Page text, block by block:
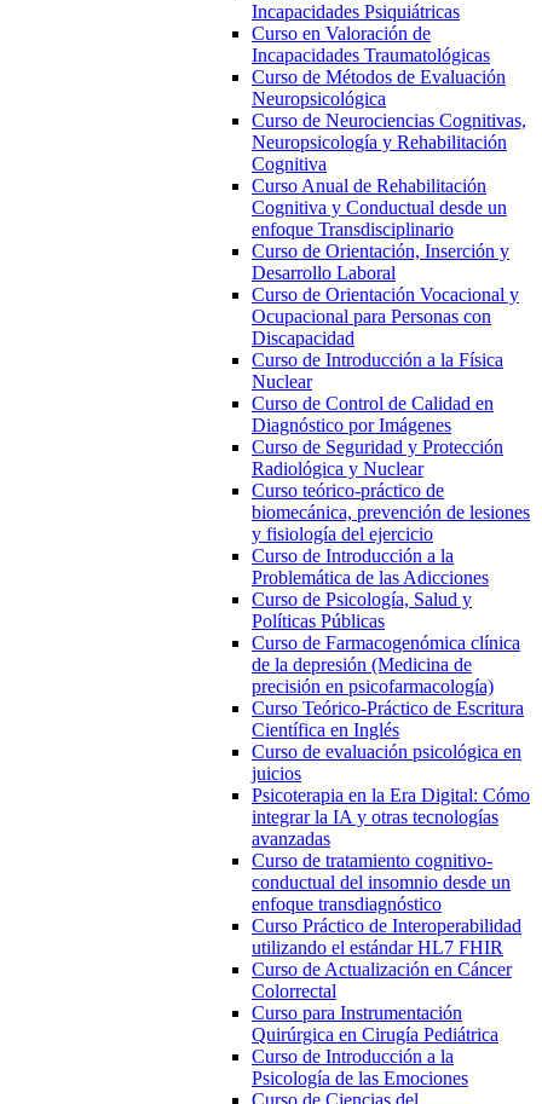
Incapacidades Psiquiátricas
Curso en Valoración de
Incapacidades Traumatológicas
Curso de Métodos de Evaluación
Neuropsicológica
Curso de Neurociencias Cognitivas,
Neuropsicología y Rehabilitación
Cognitiva
Curso Anual de Rehabilitación
Cognitiva y Conductual desde un
enfoque Transdisciplinario
Curso de Orientación, Inserción y
Desarrollo Laboral
Curso de Orientación Vocacional y
Ocupacional para Personas con
Discapacidad
Curso de Introducción a la Física
Nuclear
Curso de Control de Calidad en
Diagnóstico por Imágenes
Curso de Seguridad y Protección
Radiológica y Nuclear
Curso teórico-práctico de
biomecánica, prevención de lesiones
y fisiología del ejercicio
Curso de Introducción a la
Problemática de las Adicciones
Curso de Psicología, Salud y
Políticas Públicas
Curso de Farmacogenómica clínica
de la depresión (Medicina de
precisión en psicofarmacología)
Curso Teórico-Práctico de Escritura
Científica en Inglés
Curso de evaluación psicológica en
juicios
Psicoterapia en la Era Digital: Cómo
integrar la IA y otras tecnologías
avanzadas
Curso de tratamiento cognitivo-
conductual del insomnio desde un
enfoque transdiagnóstico
Curso Práctico de Interoperabilidad
utilizando el estándar HL7 FHIR
Curso de Actualización en Cáncer
Colorrectal
Curso para Instrumentación
Quirúrgica en Cirugía Pediátrica
Curso de Introducción a la
Psicología de las Emociones